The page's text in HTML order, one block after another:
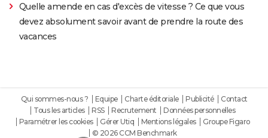
Quelle amende en cas d'excès de vitesse ? Ce que vous
devez absolument savoir avant de prendre la route des
vacances
Qui sommes-nous ? Equipe Charte éditoriale Publicité
Contact
Tous les articles
RSS Recrutement
Données personnelles
Paramétrer les cookies
Gérer Utiq Mentions légales
Groupe Figaro
© 2026 CCM Benchmark